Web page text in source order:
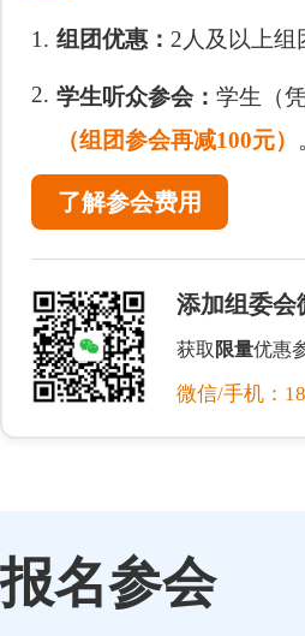
1. 组团优惠： 2人及以上组
2. 学生听众参会： 学生（
（组团参会再减100元）
了解参会费用
添加组委会
获取 限量优惠
微信/手机：
报名参会